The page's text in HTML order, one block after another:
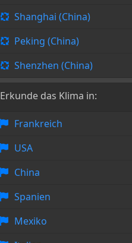
Shanghai (China)
Peking (China)
Shenzhen (China)
Erkunde das Klima in:
Frankreich
USA
China
Spanien
Mexiko